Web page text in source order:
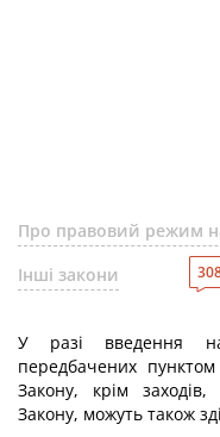
Про правовий режим
Інші закони
У разі введення
передбачених
Закону, крім
Закону, можуть також